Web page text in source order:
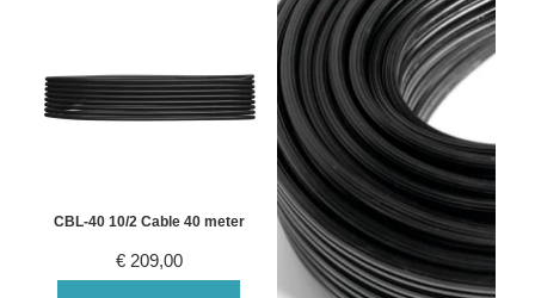
CBL-40 10/2 Cable 40 meter
€ 209,00